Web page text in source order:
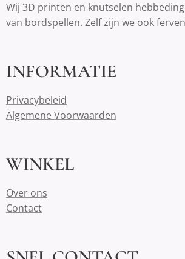
Wij 3D printen en knutselen
van bordspellen. Zelf zijn we ook
INFORMATIE
Privacybeleid
Algemene Voorwaarden
WINKEL
Over ons
Contact